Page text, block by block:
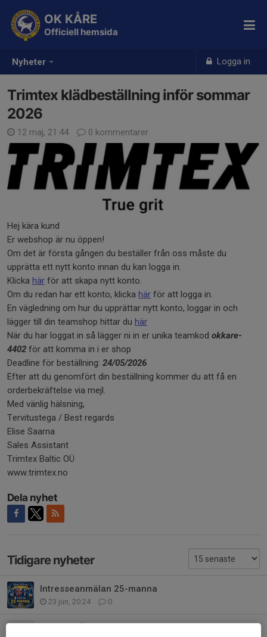
Nyheter Logga in
OK KÅRE
Officiell hemsida
Trimtex klädbeställning inför sommar
2026
12 maj, 21:44 0 kommentarer
Hej kära kund
Er webshop är nu öppen!
Om det är första gången du beställer från oss måste du
upprätta ett nytt konto innan du kan logga in.
Klicka här för att skapa nytt konto.
Om du redan har ett konto, klicka här för att logga in.
En vägledning om hur du upprättar nytt konto, loggar in och
lägger till din teamshop hittar du här
När du har loggat in så lägger ni in er unika teamkod okkare-
4402 för att komma in i er shop
Deadline för beställning: 24/05/2026
Efter att du genomfört din beställning kommer du att få en
orderbekräftelse via mejl.
Med vänlig hälsning,
Tervitustega / Best regards
Elise Saarna
Sales Assistant
Trimtex Baltic OÜ
www.trimtex.no
Dela nyhet
Tidigare nyheter
Intresseanmälan 25-manna
23 jun, 20:24 0